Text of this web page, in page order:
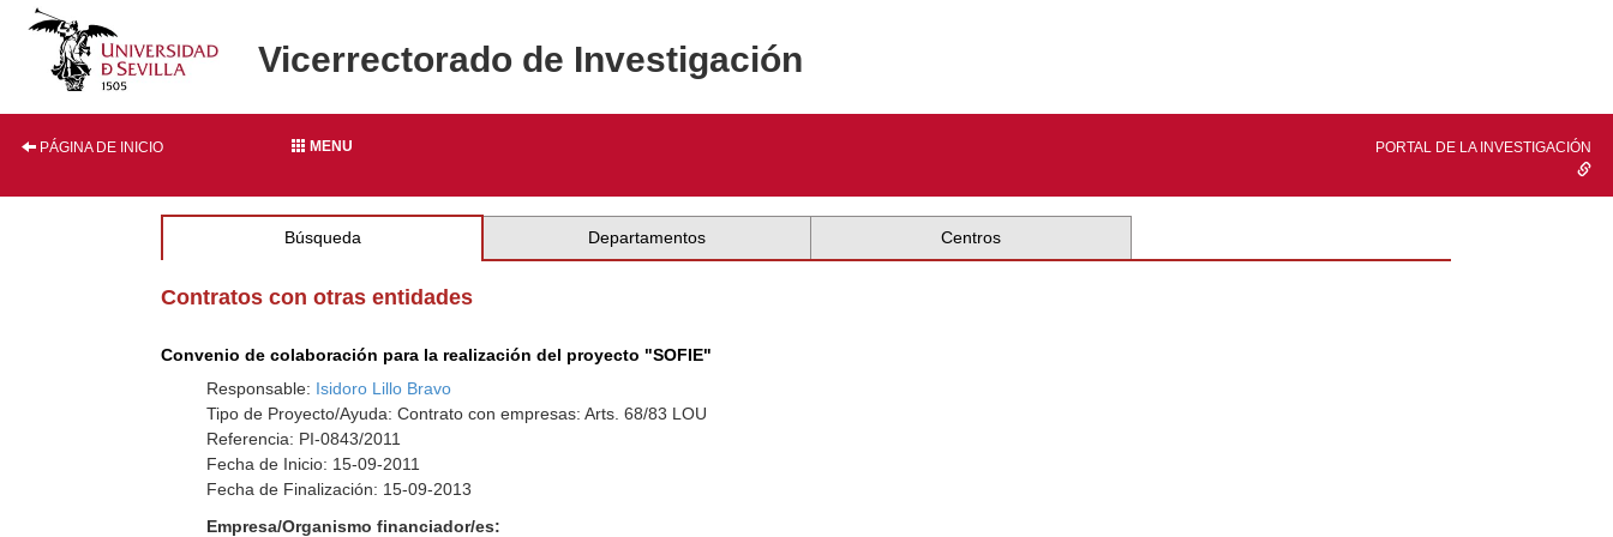
Vicerrectorado de Investigación
PÁGINA DE INICIO MENU PORTAL DE LA INVESTIGACIÓN
Búsqueda Departamentos Centros
Contratos con otras entidades
Convenio de colaboración para la realización del proyecto "SOFIE"
Responsable: Isidoro Lillo Bravo
Tipo de Proyecto/Ayuda: Contrato con empresas: Arts. 68/83 LOU
Referencia: PI-0843/2011
Fecha de Inicio: 15-09-2011
Fecha de Finalización: 15-09-2013
Empresa/Organismo financiador/es: